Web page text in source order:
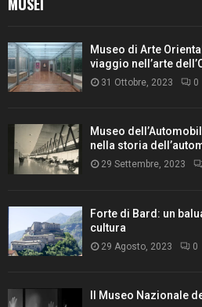
Museo di Arte
viaggio nell’arte
31 Ottobre, 2023 0
Museo
nella storia
29 Settembre, 2023
Forte di Bard: un
cultura
29 Agosto, 2023 0
Il Museo Nazionale